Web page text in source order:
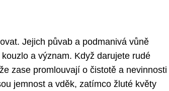
Jejich půvab a podmanivá vůně
a význam. Když darujete rudé
zase promlouvají o čistotě a nevinnosti
jemnost a vděk, zatímco žluté květy